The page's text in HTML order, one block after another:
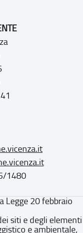
1480
Legge 20 febbraio
siti e degli elementi
e ambientale,